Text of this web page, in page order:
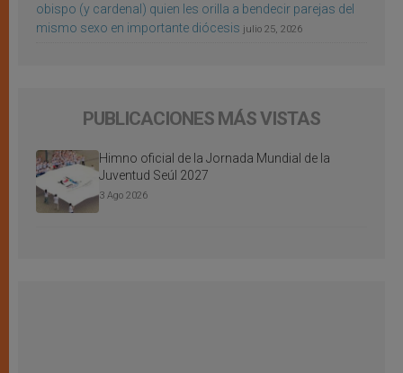
obispo (y cardenal) quien les orilla a bendecir parejas del
mismo sexo en importante diócesis julio 25, 2026
PUBLICACIONES MÁS VISTAS
Himno oficial de la Jornada Mundial de la
Juventud Seúl 2027
3 Ago 2026